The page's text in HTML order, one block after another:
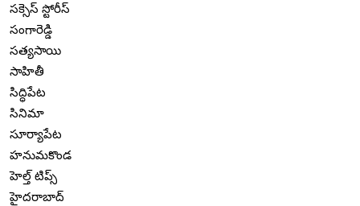
సక్సెస్ స్టోరీస్
సంగారెడ్డి
సత్యసాయి
సాహితీ
సిద్ధిపేట
సినిమా
సూర్యాపేట
హనుమకొండ
హెల్త్ టిప్స్
హైదరాబాద్